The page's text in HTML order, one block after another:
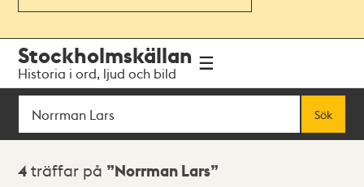
navigationen
huvudinnehållet
Stockholmskällan
Historia i ord, ljud och bild
Sök
Sök
Sökresultat
4 träffar på Norrman Lars